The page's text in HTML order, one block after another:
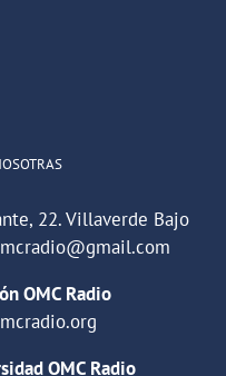
22. Villaverde Bajo
OMC Radio
OMC Radio